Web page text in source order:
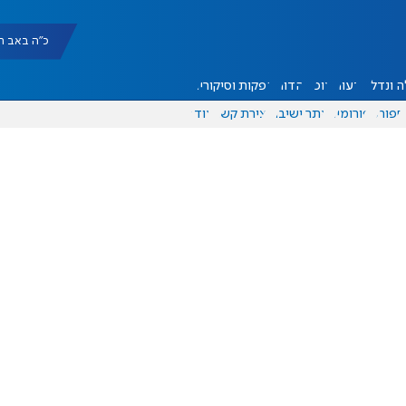
כ"ה באב תשפ"ו
ונדל"ן דעות אוכל יהדות הפקות וסיקורים
ספורט פורומים אתר ישיבה יצירת קשר עוד